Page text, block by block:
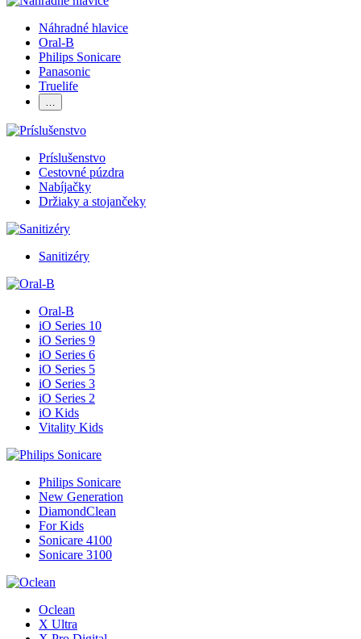
Náhradné hlavice
Oral-B
Philips Sonicare
Panasonic
Truelife
…
Príslušenstvo
Cestovné púzdra
Nabíjačky
Držiaky a stojančeky
Sanitizéry
Oral-B
iO Series 10
iO Series 9
iO Series 6
iO Series 5
iO Series 3
iO Series 2
iO Kids
Vitality Kids
Philips Sonicare
New Generation
DiamondClean
For Kids
Sonicare 4100
Sonicare 3100
Oclean
X Ultra